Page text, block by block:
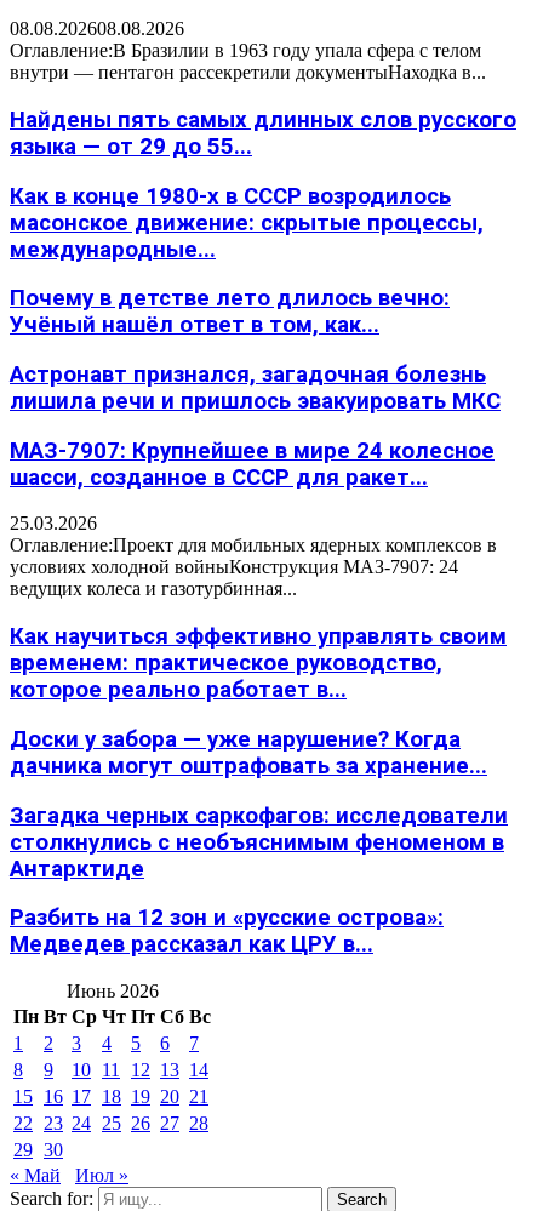
08.08.202608.08.2026
Оглавление:В Бразилии в 1963 году упала сфера с телом
внутри — пентагон рассекретили документыНаходка в...
Найдены пять самых длинных слов русского
языка — от 29 до 55...
Как в конце 1980-х в СССР возродилось
масонское движение: скрытые процессы,
международные...
Почему в детстве лето длилось вечно:
Учёный нашёл ответ в том, как...
Астронавт признался, загадочная болезнь
лишила речи и пришлось эвакуировать МКС
МАЗ-7907: Крупнейшее в мире 24 колесное
шасси, созданное в СССР для ракет...
25.03.2026
Оглавление:Проект для мобильных ядерных комплексов в
условиях холодной войныКонструкция МАЗ-7907: 24
ведущих колеса и газотурбинная...
Как научиться эффективно управлять своим
временем: практическое руководство,
которое реально работает в...
Доски у забора — уже нарушение? Когда
дачника могут оштрафовать за хранение...
Загадка черных саркофагов: исследователи
столкнулись с необъяснимым феноменом в
Антарктиде
Разбить на 12 зон и «русские острова»:
Медведев рассказал как ЦРУ в...
Июнь 2026
Пн Вт Ср Чт Пт Сб Вс
1
2 3 4 5 6
7
8
9 10 11 12 13 14
15 16 17 18 19 20 21
22
23 24 25 26 27 28
29 30
« Май
Июл »
Search for:
Search